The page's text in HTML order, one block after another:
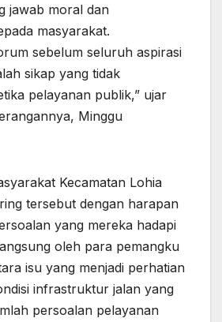
jawab moral dan
masyarakat.
sebelum seluruh aspirasi
sikap yang tidak
pelayanan publik,” ujar
Minggu
Kecamatan Lohia
tersebut dengan harapan
yang mereka hadapi
oleh para pemangku
isu yang menjadi perhatian
infrastruktur jalan yang
persoalan pelayanan